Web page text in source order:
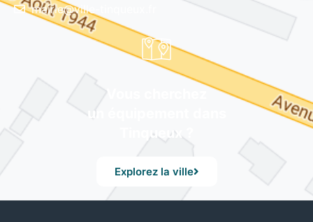
mairie@ville-tinqueux.fr
Vous cherchez
un équipement dans
Tinqueux ?
Explorez la ville